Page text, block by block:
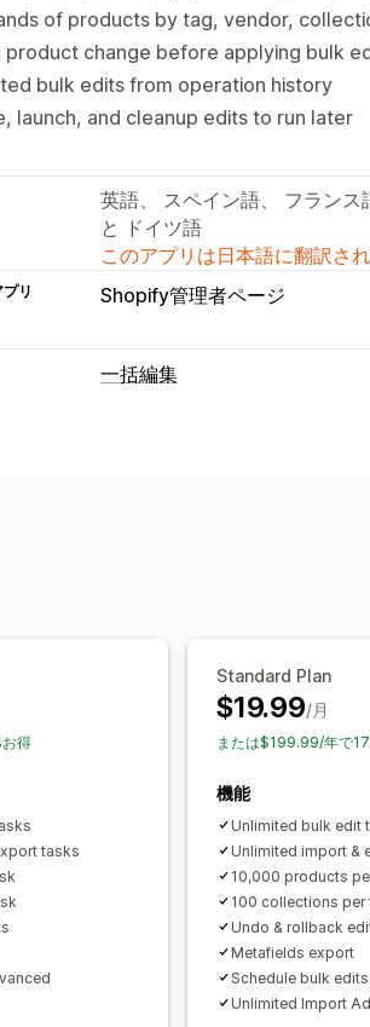
of products by tag, vendor,
product change before applying bulk
bulk edits from operation history
launch, and cleanup edits to run later
英語、 スペイン語、 フランス
と ドイツ語
このアプリは日本語に翻訳さ
リ Shopify管理者ページ
一括編集
得
tasks
Standard Plan
$19.99/月
または$199.99/年で
機能
Unlimited bulk edit
Unlimited import &
10,000 products
100 collections per
Undo & rollback
Metafields export
Schedule bulk edits
Unlimited Import